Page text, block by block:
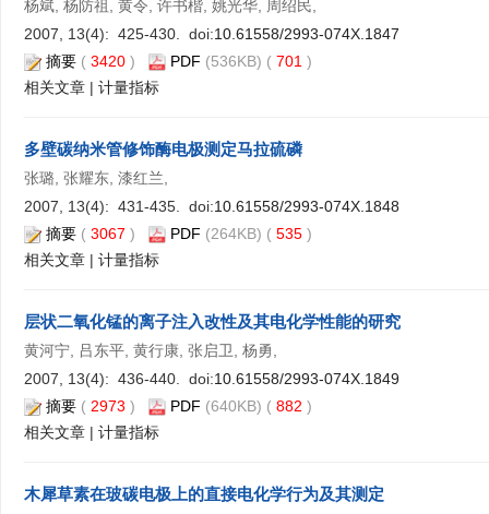
杨斌, 杨防祖, 黄令, 许书楷, 姚光华, 周绍民,
2007, 13(4): 425-430. doi:10.61558/2993-074X.1847
摘要 ( 3420 ) PDF (536KB) ( 701 )
相关文章 | 计量指标
多壁碳纳米管修饰酶电极测定马拉硫磷
张璐, 张耀东, 漆红兰,
2007, 13(4): 431-435. doi:10.61558/2993-074X.1848
摘要 ( 3067 ) PDF (264KB) ( 535 )
相关文章 | 计量指标
层状二氧化锰的离子注入改性及其电化学性能的研究
黄河宁, 吕东平, 黄行康, 张启卫, 杨勇,
2007, 13(4): 436-440. doi:10.61558/2993-074X.1849
摘要 ( 2973 ) PDF (640KB) ( 882 )
相关文章 | 计量指标
木犀草素在玻碳电极上的直接电化学行为及其测定